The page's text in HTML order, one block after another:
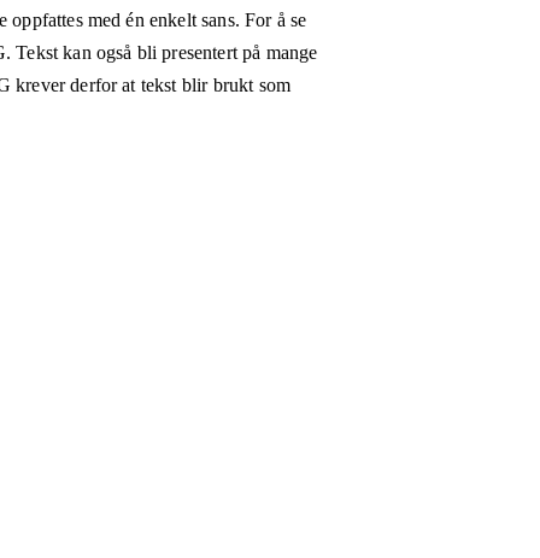
med én enkelt sans. For å se
kan også bli presentert på mange
krever derfor at tekst blir brukt som